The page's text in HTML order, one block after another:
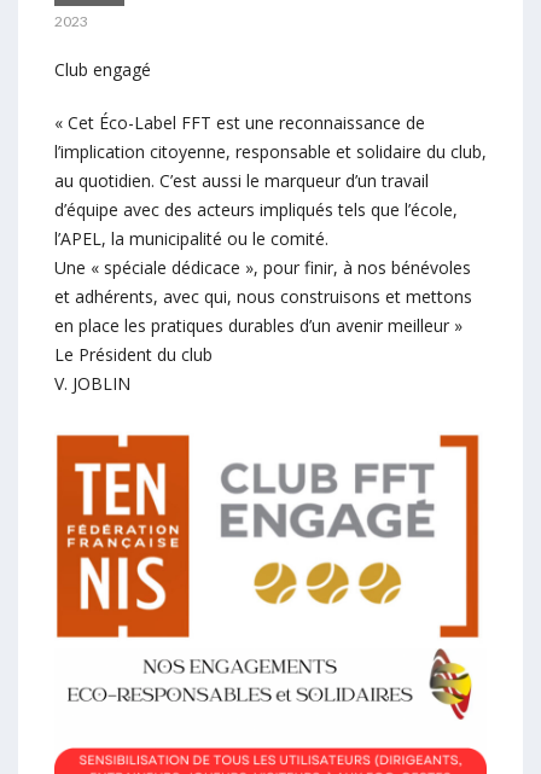
2023
Club engagé
« Cet Éco-Label FFT est une reconnaissance de
l’implication citoyenne, responsable et solidaire du club,
au quotidien. C’est aussi le marqueur d’un travail
d’équipe avec des acteurs impliqués tels que l’école,
l’APEL, la municipalité ou le comité.
Une « spéciale dédicace », pour finir, à nos bénévoles
et adhérents, avec qui, nous construisons et mettons
en place les pratiques durables d’un avenir meilleur »
Le Président du club
V. JOBLIN